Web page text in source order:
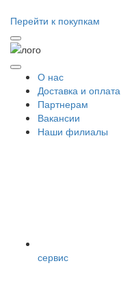
Перейти к покупкам
О нас
Доставка и оплата
Партнерам
Вакансии
Наши филиалы
сервис